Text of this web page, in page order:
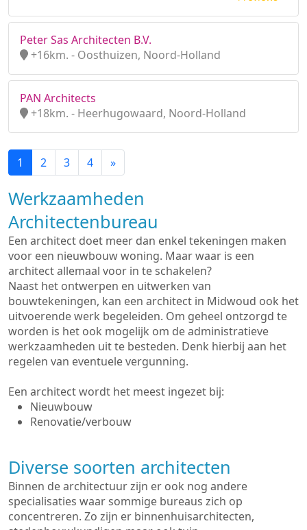
Peter Sas Architecten B.V.
+16km. - Oosthuizen, Noord-Holland
PAN Architects
+18km. - Heerhugowaard, Noord-Holland
1 2 3 4 »
Werkzaamheden
Architectenbureau
Een architect doet meer dan enkel tekeningen maken
voor een nieuwbouw woning. Maar waar is een
architect allemaal voor in te schakelen?
Naast het ontwerpen en uitwerken van
bouwtekeningen, kan een architect in Midwoud ook het
uitvoerende werk begeleiden. Om geheel ontzorgd te
worden is het ook mogelijk om de administratieve
werkzaamheden uit te besteden. Denk hierbij aan het
regelen van eventuele vergunning.
Een architect wordt het meest ingezet bij:
Nieuwbouw
Renovatie/verbouw
Diverse soorten architecten
Binnen de architectuur zijn er ook nog andere
specialisaties waar sommige bureaus zich op
concentreren. Zo zijn er binnenhuisarchitecten,